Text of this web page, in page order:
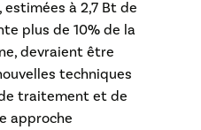
estimées à 2,7 Bt de
plus de 10% de la
devraient être
techniques
traitement et de
approche